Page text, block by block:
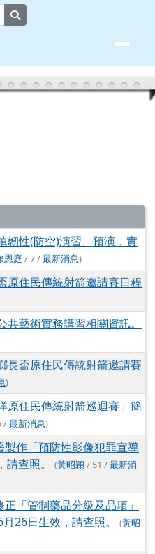
資訊網
韌性(防空)演習、預演，實
恩庭 / 7 /最新消息)
原住民傳統射箭邀請賽日程
藝術實務講習相關資訊。
長盃原住民傳統射箭邀請賽
)
原住民傳統射箭巡迴賽」簡
/最新消息)
製作「預防性影像犯罪宣導
查照。
(黃昭穎/ 51 /最新消
「管制藥品分級及品項」
26日生效，請查照。
(黃昭